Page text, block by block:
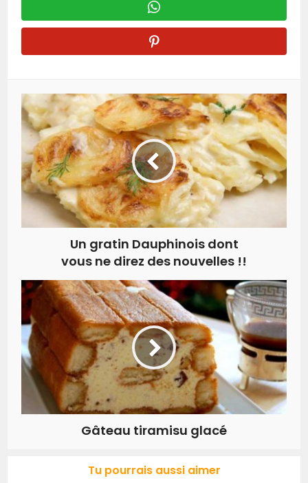
Un gratin Dauphinois dont
vous ne direz des nouvelles !!
Gâteau tiramisu glacé
Tu pourrais aussi aimer